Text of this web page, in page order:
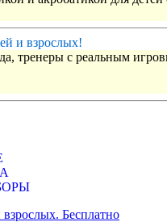
и взрослых!
тренеры с реальным
Бесплатно